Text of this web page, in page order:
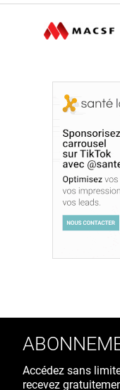
Accédez sans
recevez